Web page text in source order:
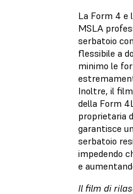
La Form 4 e
MSLA
serbatoio
flessibile a
minimo le
Inoltre, il
della Form
proprietaria
garantisce
serbatoio
impedendo
e
Il film di